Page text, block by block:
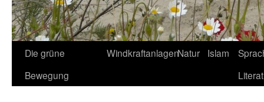
Zum
Inhalt
Die grüne
Bewegung
WindkraftanlagenNatur Islam